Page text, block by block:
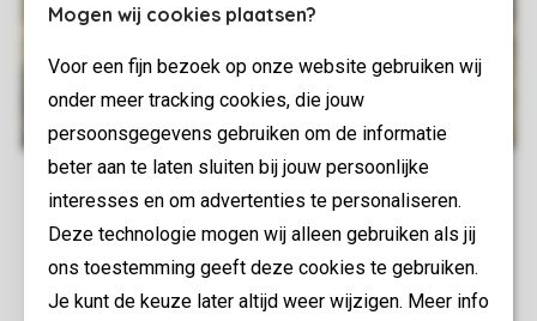
Mogen wij cookies plaatsen?
Voor een fijn bezoek op onze website gebruiken wij
onder meer tracking cookies, die jouw
persoonsgegevens gebruiken om de informatie
beter aan te laten sluiten bij jouw persoonlijke
interesses en om advertenties te personaliseren.
Deze technologie mogen wij alleen gebruiken als jij
ons toestemming geeft deze cookies te gebruiken.
Je kunt de keuze later altijd weer wijzigen. Meer info